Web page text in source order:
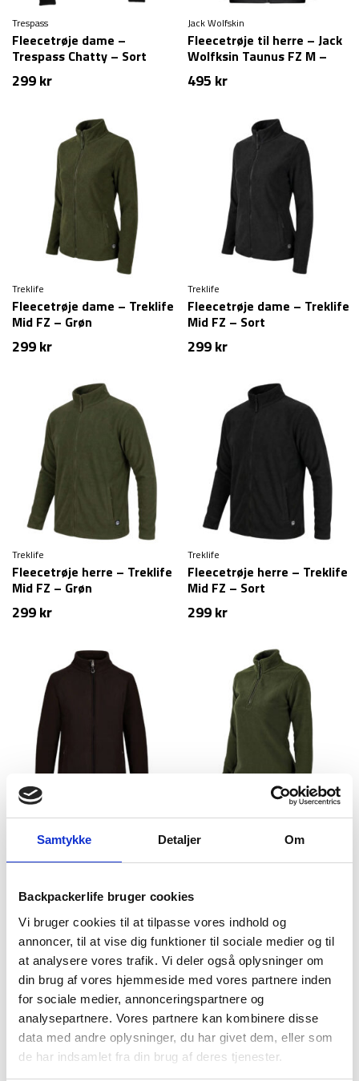
Samtykke Detaljer Om
Backpackerlife bruger cookies
Vi bruger cookies til at tilpasse vores indhold og
annoncer, til at vise dig funktioner til sociale medier og til
at analysere vores trafik. Vi deler også oplysninger om
din brug af vores hjemmeside med vores partnere inden
for sociale medier, annonceringspartnere og
analysepartnere. Vores partnere kan kombinere disse
data med andre oplysninger, du har givet dem, eller som
de har indsamlet fra din brug af deres tjenester.
Trespass
Fleecetrøje dame –
Trespass Chatty – Sort
299kr
Jack Wolfskin
Fleecetrøje til herre – Jack
Wolfksin Taunus FZ M –
Sort
495 kr
Treklife
Fleecetrøje dame – Treklife
Mid FZ – Grøn
299kr
Treklife
Fleecetrøje dame – Treklife
Mid FZ – Sort
299kr
Treklife
Fleecetrøje herre – Treklife
Mid FZ – Grøn
299kr
Treklife
Fleecetrøje herre – Treklife
Mid FZ – Sort
299kr
Trespass
Fleecetrøje dame –
Treklife
Fleecetrøje dame – Treklife